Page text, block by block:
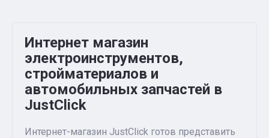
Интернет магазин
электроинструментов,
стройматериалов и
автомобильных запчастей в
JustClick
Интернет-магазин JustClick готов представить